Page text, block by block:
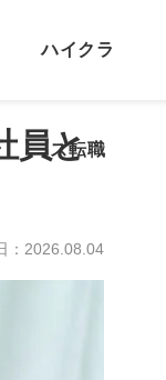
ハイクラ
ス転職
員と
： 2026.08.04